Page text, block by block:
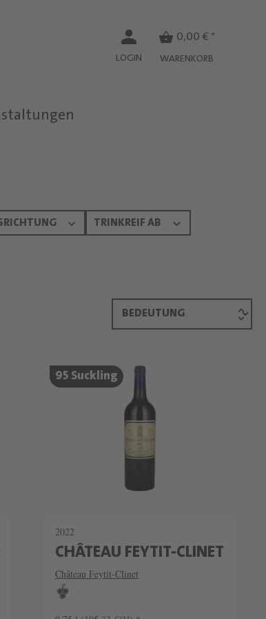
LOGIN
0,00 € *
WARENKORB
TRINKREIF AB
95 Suckling
2022
CHÂTEAU FEYTIT-CLINET
Château Feytit-Clinet